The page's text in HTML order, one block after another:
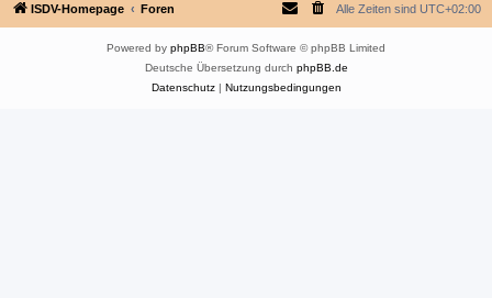
ISDV-Homepage Foren Alle Zeiten sind UTC+02:00
Powered by phpBB® Forum Software © phpBB Limited
Deutsche Übersetzung durch phpBB.de
Datenschutz| Nutzungsbedingungen